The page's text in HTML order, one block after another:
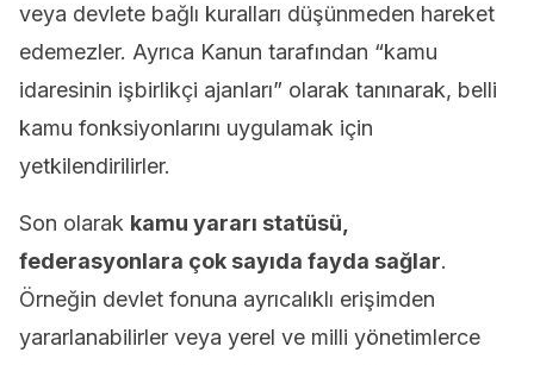
veya devlete bağlı kuralları düşünmeden hareket
edemezler. Ayrıca Kanun tarafından “kamu
idaresinin işbirlikçi ajanları” olarak tanınarak, belli
kamu fonksiyonlarını uygulamak için
yetkilendirilirler.
Son olarak kamu yararı statüsü,
federasyonlara çok sayıda fayda sağlar.
Örneğin devlet fonuna ayrıcalıklı erişimden
yararlanabilirler veya yerel ve milli yönetimlerce